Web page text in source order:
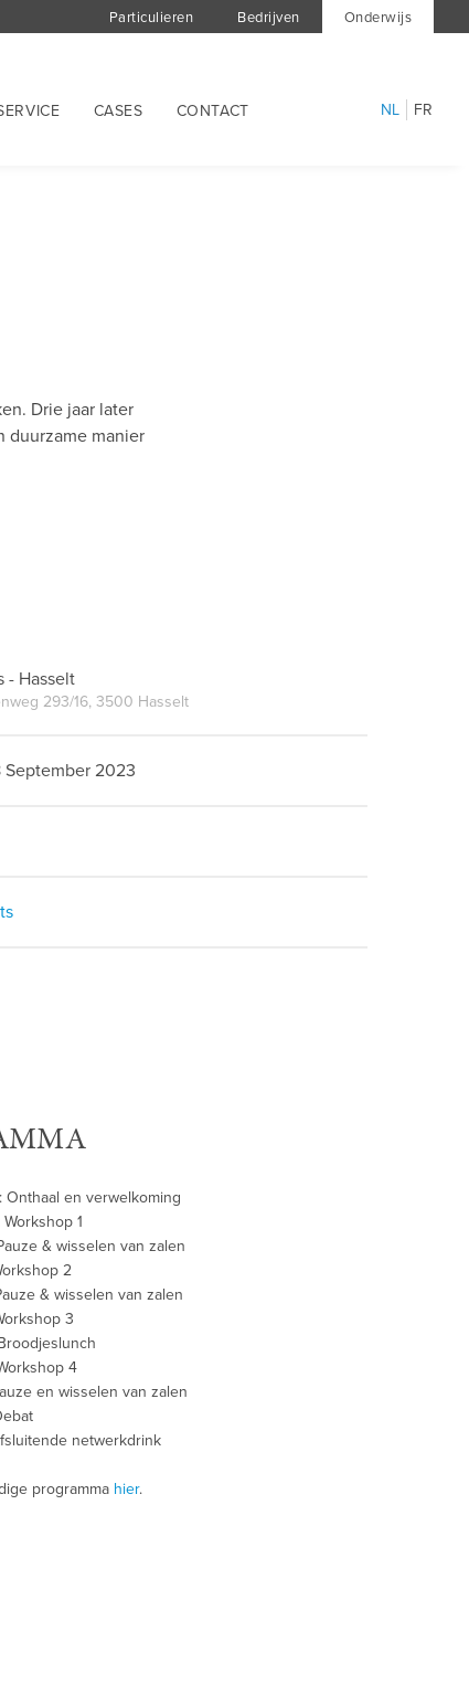
Particulieren Bedrijven Onderwijs
CASES CONTACT NL FR
Drie jaar later
duurzame manier
- Hasselt
293/16, 3500 Hasselt
2023
en verwelkoming
1
& wisselen van zalen
2
& wisselen van zalen
3
4
en wisselen van zalen
netwerkdrink
programma hier.